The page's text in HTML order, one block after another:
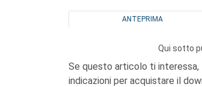
ANTEPRIMA
Qui sotto
Se questo articolo ti
indicazioni per acquistare il